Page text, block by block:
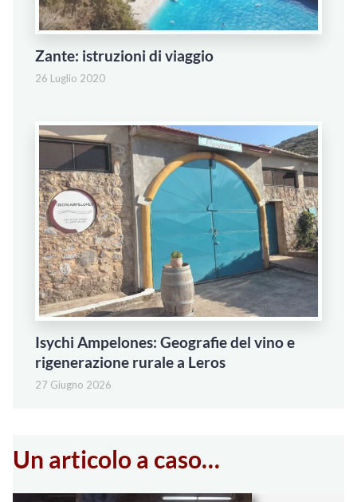
Zante: istruzioni di viaggio
26 Luglio 2020
Isychi Ampelones: Geografie del vino e
rigenerazione rurale a Leros
27 Giugno 2026
Un articolo a caso…